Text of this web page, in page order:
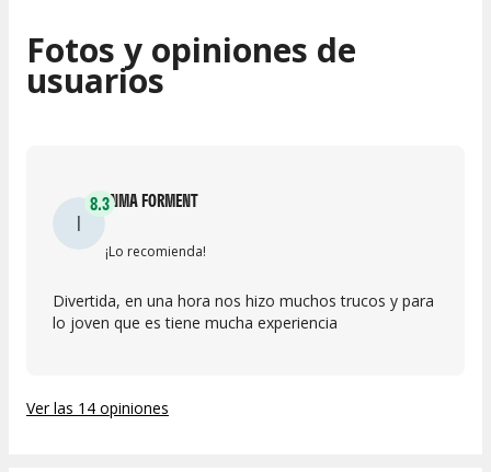
Fotos y opiniones de
usuarios
I
8.3INMA FORMENT
¡Lo recomienda!
Divertida, en una hora nos hizo muchos trucos y para
lo joven que es tiene mucha experiencia
Ver las 14 opiniones